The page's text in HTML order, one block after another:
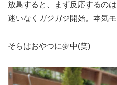
放鳥すると、まず反応するの
迷いなくガジガジ開始。本気
そらはおやつに夢中(笑)